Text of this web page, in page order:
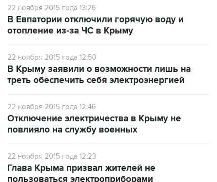
22 ноября 2015 года 13:26
В Евпатории отключили горячую воду и
отопление из-за ЧС в Крыму
22 ноября 2015 года 12:50
В Крыму заявили о возможности лишь на
треть обеспечить себя электроэнергией
22 ноября 2015 года 12:46
Отключение электричества в Крыму не
повлияло на службу военных
22 ноября 2015 года 12:23
Глава Крыма призвал жителей не
пользоваться электроприборами